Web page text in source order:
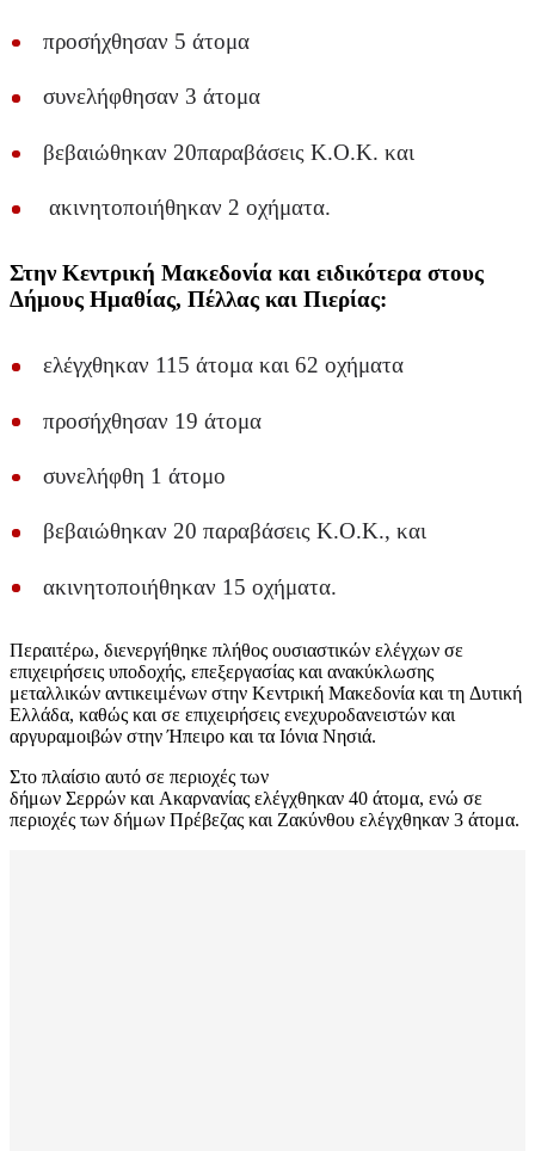
προσήχθησαν 5 άτομα
συνελήφθησαν 3 άτομα
βεβαιώθηκαν 20παραβάσεις Κ.Ο.Κ. και
ακινητοποιήθηκαν 2 οχήματα.
Στην Κεντρική Μακεδονία και ειδικότερα στους
Δήμους Ημαθίας, Πέλλας και Πιερίας:
ελέγχθηκαν 115 άτομα και 62 οχήματα
προσήχθησαν 19 άτομα
συνελήφθη 1 άτομο
βεβαιώθηκαν 20 παραβάσεις Κ.Ο.Κ., και
ακινητοποιήθηκαν 15 οχήματα.
Περαιτέρω, διενεργήθηκε πλήθος ουσιαστικών ελέγχων σε
επιχειρήσεις υποδοχής, επεξεργασίας και ανακύκλωσης
μεταλλικών αντικειμένων στην Κεντρική Μακεδονία και τη Δυτική
Ελλάδα, καθώς και σε επιχειρήσεις ενεχυροδανειστών και
αργυραμοιβών στην Ήπειρο και τα Ιόνια Νησιά.
Στο πλαίσιο αυτό σε περιοχές των
δήμων Σερρών και Ακαρνανίας ελέγχθηκαν 40 άτομα, ενώ σε
περιοχές των δήμων Πρέβεζας και Ζακύνθου ελέγχθηκαν 3 άτομα.